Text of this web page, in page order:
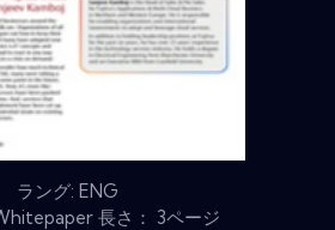
ラング: ENG
長さ： 3ページ